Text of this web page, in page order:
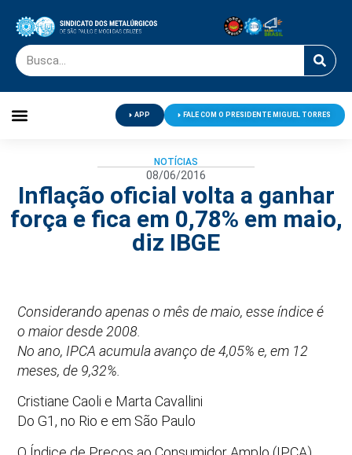
APP FALE COM O PRESIDENTE MIGUEL TORRES
NOTÍCIAS
08/06/2016
Inflação oficial volta a ganhar
força e fica em 0,78% em maio,
diz IBGE
Considerando apenas o mês de maio, esse índice é
o maior desde 2008.
No ano, IPCA acumula avanço de 4,05% e, em 12
meses, de 9,32%.
Cristiane Caoli e Marta Cavallini
Do G1, no Rio e em São Paulo